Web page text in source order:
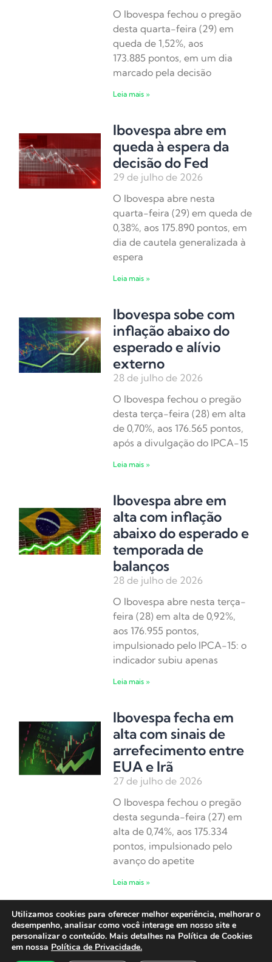
O Ibovespa fechou o pregão
desta quarta-feira (29) em
queda de 1,52%, aos
173.885 pontos, em um dia
marcado pela decisão
Leia mais »
Ibovespa abre em
queda à espera da
decisão do Fed
29 de julho de 2026
O Ibovespa abre nesta
quarta-feira (29) em queda de
0,38%, aos 175.890 pontos, em
dia de cautela generalizada à
espera
Leia mais »
Ibovespa sobe com
inflação abaixo do
esperado e alívio
externo
28 de julho de 2026
O Ibovespa fechou o pregão
desta terça-feira (28) em alta
de 0,70%, aos 176.565 pontos,
após a divulgação do IPCA-15
Leia mais »
Ibovespa abre em
alta com inflação
abaixo do esperado e
temporada de
balanços
28 de julho de 2026
O Ibovespa abre nesta terça-
feira (28) em alta de 0,92%,
aos 176.955 pontos,
impulsionado pelo IPCA-15: o
indicador subiu apenas
Leia mais »
Ibovespa fecha em
alta com sinais de
arrefecimento entre
EUA e Irã
27 de julho de 2026
O Ibovespa fechou o pregão
desta segunda-feira (27) em
alta de 0,74%, aos 175.334
pontos, impulsionado pelo
avanço do apetite
Leia mais »
Ibovespa abre em
alta em semana de
decisão do Fed e
Utilizamos cookies para oferecer melhor experiência, melhorar o
desempenho, analisar como você interage em nosso site e
personalizar o conteúdo. Mais detalhes na Política de Cookies
em nossa Política de Privacidade.